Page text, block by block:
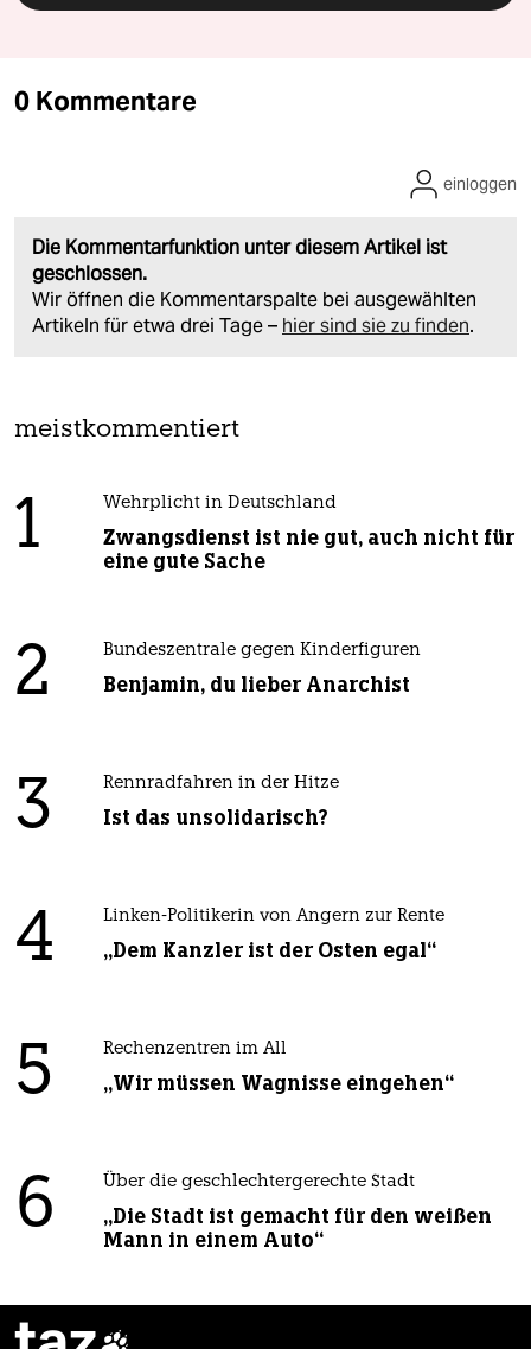
0 Kommentare
Die Kommentarfunktion unter diesem Artikel ist
geschlossen.
Wir öffnen die Kommentarspalte bei ausgewählten
Artikeln für etwa drei Tage – hier sind sie zu finden.
einloggen
meistkommentiert
1 Wehrplicht in Deutschland
Zwangsdienst ist nie gut, auch nicht für
eine gute Sache
2 Bundeszentrale gegen Kinderfiguren
Benjamin, du lieber Anarchist
3 Rennradfahren in der Hitze
Ist das unsolidarisch?
4 Linken-Politikerin von Angern zur Rente
„Dem Kanzler ist der Osten egal“
5 Rechenzentren im All
„Wir müssen Wagnisse eingehen“
6 Über die geschlechtergerechte Stadt
„Die Stadt ist gemacht für den weißen
Mann in einem Auto“